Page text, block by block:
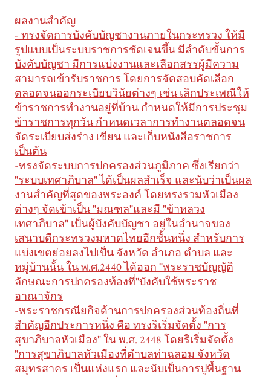
ผลงานสำคัญ
- ทรงจัดการบังคับบัญชางานภายในกระทรวง ให้มี
รูปแบบเป็นระบบราชการชัดเจนขึ้น มีลำดับขั้นการ
บังคับบัญชา มีการแบ่งงานและเลือกสรรผู้มีความ
สามารถเข้ารับราชการ โดยการจัดสอบคัดเลือก
ตลอดจนออกระเบียบวินัยต่างๆ เช่น เลิกประเพณีให้
ข้าราชการทำงานอยู่ที่บ้าน กำหนดให้มีการประชุม
ข้าราชการทุกวัน กำหนดเวลาการทำงานตลอดจน
จัดระเบียบส่งร่าง เขียน และเก็บหนังสือราชการ
เป็นต้น
-ทรงจัดระบบการปกครองส่วนภูมิภาค ซึ่งเรียกว่า
"ระบบเทศาภิบาล" ได้เป็นผลสำเร็จ และนับว่าเป็นผล
งานสำคัญที่สุดของพระองค์ โดยทรงรวมหัวเมือง
ต่างๆ จัดเข้าเป็น "มณฑล"และมี "ข้าหลวง
เทศาภิบาล" เป็นผู้บังคับบัญชา อยู่ในอำนาจของ
เสนาบดีกระทรวงมหาดไทยอีกชั้นหนึ่ง สำหรับการ
แบ่งเขตย่อยลงไปเป็น จังหวัด อำเภอ ตำบล และ
หมู่บ้านนั้น ใน พ.ศ.2440 ได้ออก "พระราชบัญญัติ
ลักษณะการปกครองท้องที่"บังคับใช้พระราช
อาณาจักร
-พระราชกรณียกิจด้านการปกครองส่วนท้องถิ่นที่
สำคัญอีกประการหนึ่ง คือ ทรงริเริ่มจัดตั้ง "การ
สุขาภิบาลหัวเมือง" ใน พ.ศ. 2448 โดยริเริ่มจัดตั้ง
"การสุขาภิบาลหัวเมืองที่ตำบลท่าฉลอม จังหวัด
สมุทรสาคร เป็นแห่งแรก และนับเป็นการปูพื้นฐาน